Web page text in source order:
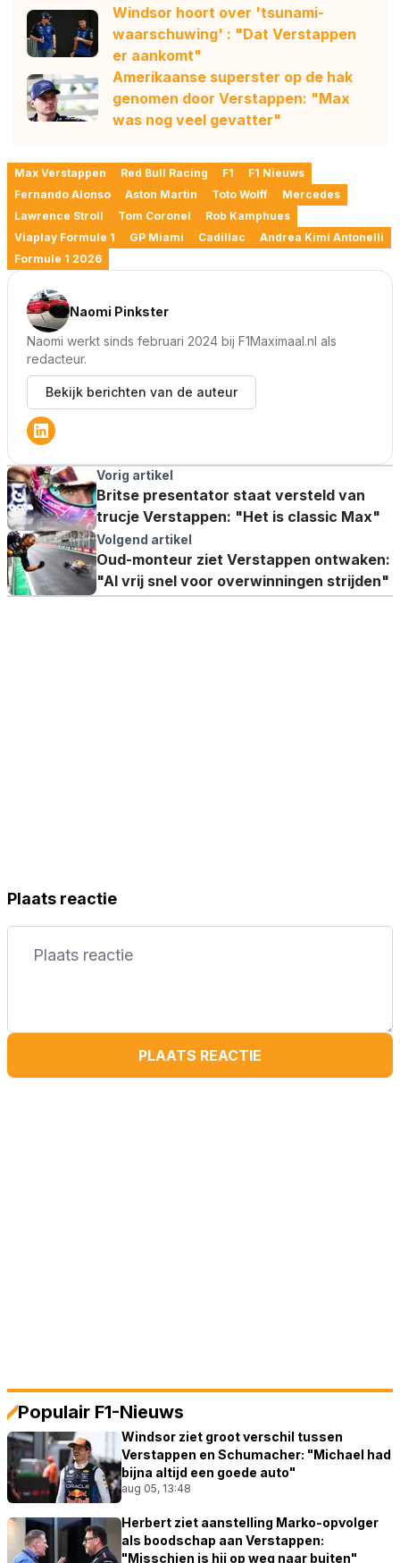
Windsor hoort over 'tsunami-
waarschuwing' : "Dat Verstappen
er aankomt"
Amerikaanse superster op de hak
genomen door Verstappen: "Max
was nog veel gevatter"
Max Verstappen Red Bull Racing F1
F1 Nieuws
Fernando Alonso
Aston Martin Toto Wolff
Mercedes
Lawrence Stroll
Tom Coronel
Rob Kamphues
Viaplay Formule 1
GP Miami Cadillac
Andrea Kimi Antonelli
Formule 1 2026
Naomi Pinkster
Naomi werkt sinds februari 2024 bij F1Maximaal.nl als
redacteur.
Bekijk berichten van de auteur
Vorig artikel
Britse presentator staat versteld van
trucje Verstappen: "Het is classic Max"
Volgend artikel
Oud-monteur ziet Verstappen ontwaken:
"Al vrij snel voor overwinningen strijden"
Plaats reactie
PLAATS REACTIE
Populair F1-Nieuws
Windsor ziet groot verschil tussen
Verstappen en Schumacher: "Michael had
bijna altijd een goede auto"
aug 05, 13:48
Herbert ziet aanstelling Marko-opvolger
als boodschap aan Verstappen:
"Misschien is hij op weg naar buiten"